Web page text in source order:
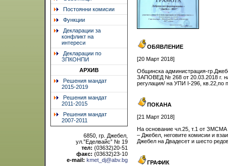
Постоянни комисии
Функции
Декларации за
конфликт на
интереси
Декларации по
ЗПКОНПИ
АРХИВ
Решения мандат
2015-2019
Решения мандат
2011-2015
Решения мандат
2007-2011
6850, гр. Джебел,
ул.”Еделвайс” № 19
тел: (03632)20-51
факс: (03632)23-10
e-mail: kmet_dj@abv.bg
ОБЯВЛЕНИЕ
[20 Март 2018]
Общинска администрация-
ЗАПОВЕД № 268 от 20.03.2018 г.
регулация/ на УПИ І-296,
ПОКАНА
[21 Март 2018]
На основание чл.25, т.1 от ЗМСМА
– Джебел, неговите комисии и
Джебел на Двадесет и шесто
ГРАФИК